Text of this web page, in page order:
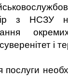
з НСЗУ
і